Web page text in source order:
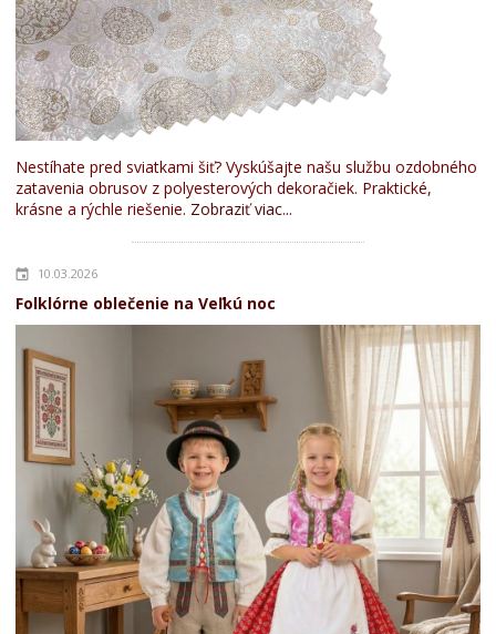
Nestíhate pred sviatkami šiť? Vyskúšajte našu službu ozdobného
zatavenia obrusov z polyesterových dekoračiek. Praktické,
krásne a rýchle riešenie. Zobraziť viac...
10.03.2026
Folklórne oblečenie na Veľkú noc